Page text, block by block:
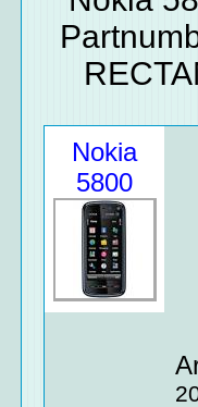
Nokia
5800